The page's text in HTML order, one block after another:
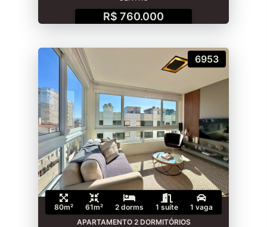
R$ 760.000
6953
80m² 61m² 2 dorms 1 suíte
1 vaga
APARTAMENTO 2 DORMITÓRIOS